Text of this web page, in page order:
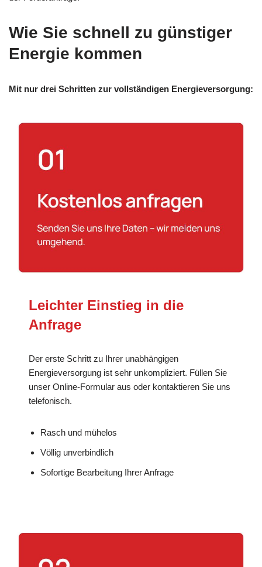
Wie Sie schnell zu günstiger
Energie kommen
Mit nur drei Schritten zur vollständigen Energieversorgung:
Leichter Einstieg in die
Anfrage
Der erste Schritt zu Ihrer unabhängigen
Energieversorgung ist sehr unkompliziert. Füllen Sie
unser Online-Formular aus oder kontaktieren Sie uns
telefonisch.
Rasch und mühelos
Völlig unverbindlich
Sofortige Bearbeitung Ihrer Anfrage